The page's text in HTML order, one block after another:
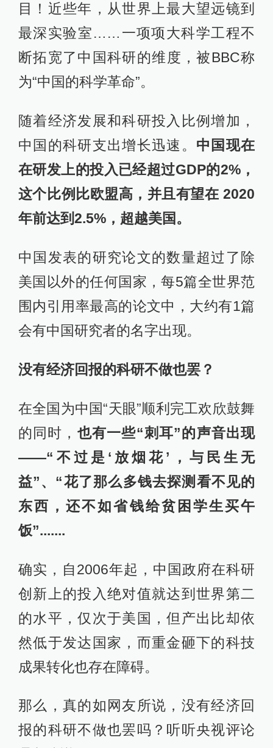
目！近些年，从世界上最大望远镜到
最深实验室……一项项大科学工程不
断拓宽了中国科研的维度，被BBC称
为“中国的科学革命”。
随着经济发展和科研投入比例增加，
中国的科研支出增长迅速。 中国现在
在研发上的投入已经超过GDP的2%，
这个比例比欧盟高，并且有望在 2020
年前达到2.5%，超越美国。
中国发表的研究论文的数量超过了除
美国以外的任何国家，每5篇全世界范
围内引用率最高的论文中，大约有1篇
会有中国研究者的名字出现。
没有经济回报的科研不做也罢？
在全国为中国“天眼”顺利完工欢欣鼓舞
的同时， 也有一些“刺耳”的声音出现
——“不过是‘放烟花’，与民生无
益”、“花了那么多钱去探测看不见的
东西，还不如省钱给贫困学生买午
饭”.......
确实，自2006年起，中国政府在科研
创新上的投入绝对值就达到世界第二
的水平，仅次于美国，但产出比却依
然低于发达国家，而重金砸下的科技
成果转化也存在障碍。
那么，真的如网友所说，没有经济回
报的科研不做也罢吗？听听央视评论